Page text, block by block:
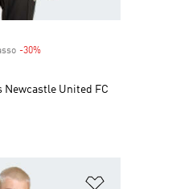
-30%Discount
Newcastle United FC